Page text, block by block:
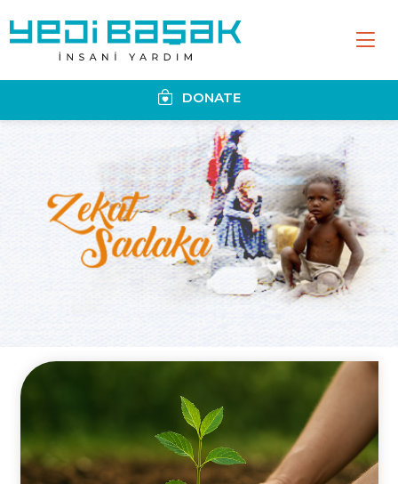
DONATE